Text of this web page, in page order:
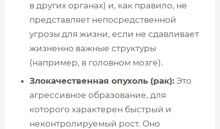
в других органах) и, как правило, не
представляет непосредственной
угрозы для жизни, если не сдавливает
жизненно важные структуры
(например, в головном мозге).
Злокачественная опухоль (рак): Это
агрессивное образование, для
которого характерен быстрый и
неконтролируемый рост. Оно